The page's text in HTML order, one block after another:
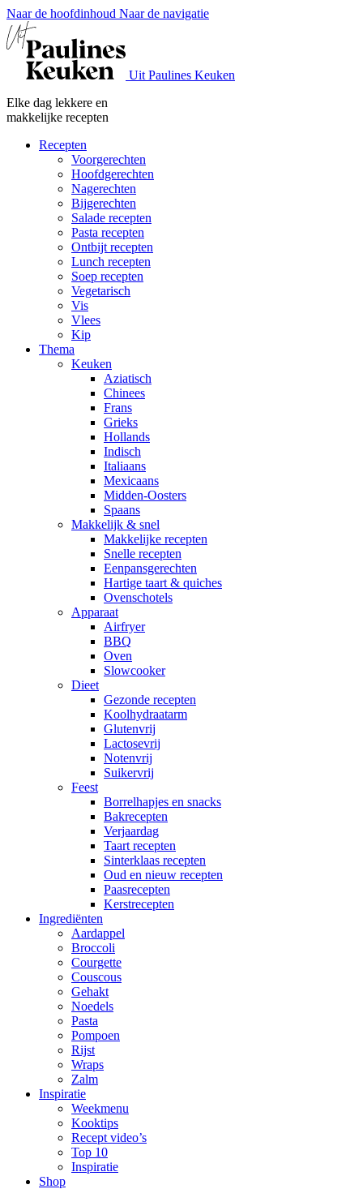
Naar de hoofdinhoud Naar de navigatie
Uit Paulines Keuken
Elke dag lekkere en
makkelijke recepten
Recepten
Voorgerechten
Hoofdgerechten
Nagerechten
Bijgerechten
Salade recepten
Pasta recepten
Ontbijt recepten
Lunch recepten
Soep recepten
Vegetarisch
Vis
Vlees
Kip
Thema
Keuken
Aziatisch
Chinees
Frans
Grieks
Hollands
Indisch
Italiaans
Mexicaans
Midden-Oosters
Spaans
Makkelijk & snel
Makkelijke recepten
Snelle recepten
Eenpansgerechten
Hartige taart & quiches
Ovenschotels
Apparaat
Airfryer
BBQ
Oven
Slowcooker
Dieet
Gezonde recepten
Koolhydraatarm
Glutenvrij
Lactosevrij
Notenvrij
Suikervrij
Feest
Borrelhapjes en snacks
Bakrecepten
Verjaardag
Taart recepten
Sinterklaas recepten
Oud en nieuw recepten
Paasrecepten
Kerstrecepten
Ingrediënten
Aardappel
Broccoli
Courgette
Couscous
Gehakt
Noedels
Pasta
Pompoen
Rijst
Wraps
Zalm
Inspiratie
Weekmenu
Kooktips
Recept video’s
Top 10
Inspiratie
Shop